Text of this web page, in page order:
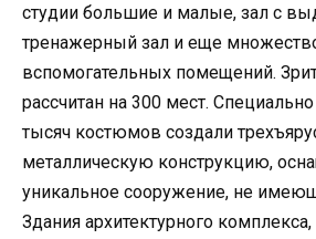
студии большие и малые, зал с
тренажерный зал и еще
вспомогательных помещений.
рассчитан на 300 мест.
тысяч костюмов создали
металлическую конструкцию,
уникальное сооружение, не
Здания архитектурного